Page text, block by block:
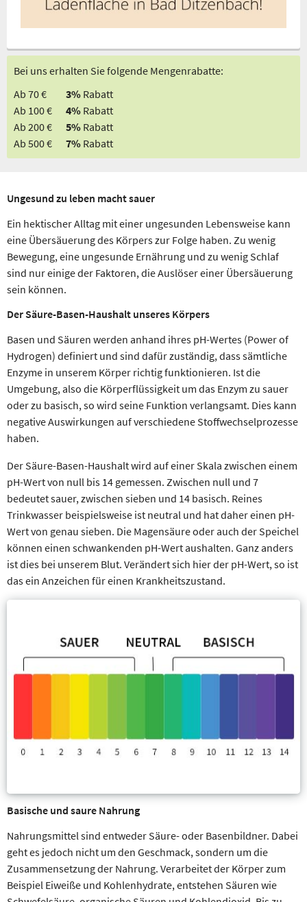
Bei uns erhalten Sie folgende Mengenrabatte:
Ab 70 €
3% Rabatt
Ab 100 €
4% Rabatt
Ab 200 €
5% Rabatt
Ab 500 €
7% Rabatt
Ungesund zu leben macht sauer
Ein hektischer Alltag mit einer ungesunden Lebensweise kann
eine Übersäuerung des Körpers zur Folge haben. Zu wenig
Bewegung, eine ungesunde Ernährung und zu wenig Schlaf
sind nur einige der Faktoren, die Auslöser einer Übersäuerung
sein können.
Der Säure-Basen-Haushalt unseres Körpers
Basen und Säuren werden anhand ihres pH-Wertes (Power of
Hydrogen) definiert und sind dafür zuständig, dass sämtliche
Enzyme in unserem Körper richtig funktionieren. Ist die
Umgebung, also die Körperflüssigkeit um das Enzym zu sauer
oder zu basisch, so wird seine Funktion verlangsamt. Dies kann
negative Auswirkungen auf verschiedene Stoffwechselprozesse
haben.
Der Säure-Basen-Haushalt wird auf einer Skala zwischen einem
pH-Wert von null bis 14 gemessen. Zwischen null und 7
bedeutet sauer, zwischen sieben und 14 basisch. Reines
Trinkwasser beispielsweise ist neutral und hat daher einen pH-
Wert von genau sieben. Die Magensäure oder auch der Speichel
können einen schwankenden pH-Wert aushalten. Ganz anders
ist dies bei unserem Blut. Verändert sich hier der pH-Wert, so ist
das ein Anzeichen für einen Krankheitszustand.
Basische und saure Nahrung
Nahrungsmittel sind entweder Säure- oder Basenbildner. Dabei
geht es jedoch nicht um den Geschmack, sondern um die
Zusammensetzung der Nahrung. Verarbeitet der Körper zum
Beispiel Eiweiße und Kohlenhydrate, entstehen Säuren wie